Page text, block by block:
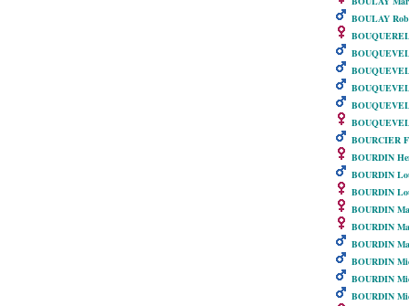
BOULAY
BOURCIER
BOURDIN
BOURDIN
BOURDIN
BOURDIN
BOURDIN
BOURDIN
BOURDIN
BOURDIN
BOURDIN